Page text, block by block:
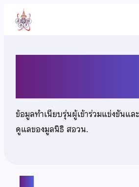
เนื้อหา
ข้อมูลทำเนียบรุ่นผู้เข้าร่วมแข่งขันแล
ดูแลของมูลนิธิ สอวน.